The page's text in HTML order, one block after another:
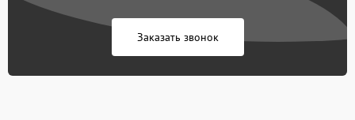
Заказать звонок